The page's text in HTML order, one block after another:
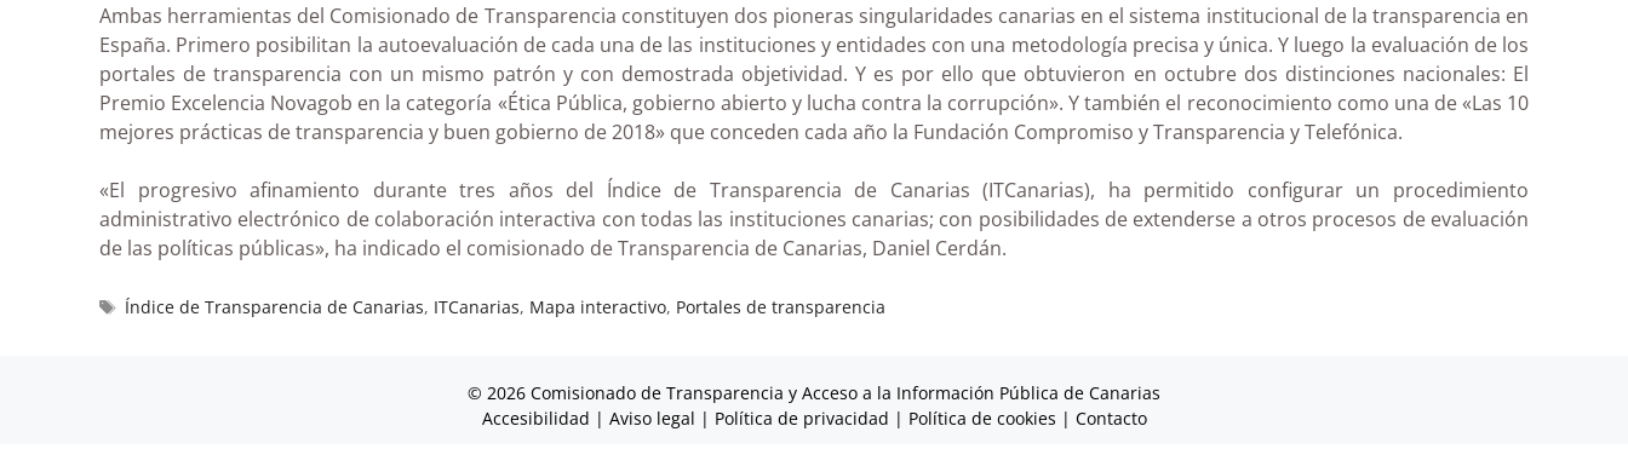
Ambas herramientas del Comisionado de Transparencia constituyen dos pioneras singularidades canarias en el sistema institucional de la transparencia en
España. Primero posibilitan la autoevaluación de cada una de las instituciones y entidades con una metodología precisa y única. Y luego la evaluación de los
portales de transparencia con un mismo patrón y con demostrada objetividad. Y es por ello que obtuvieron en octubre dos distinciones nacionales: El
Premio Excelencia Novagob en la categoría «Ética Pública, gobierno abierto y lucha contra la corrupción». Y también el reconocimiento como una de «Las 10
mejores prácticas de transparencia y buen gobierno de 2018» que conceden cada año la Fundación Compromiso y Transparencia y Telefónica.
«El progresivo afinamiento durante tres años del Índice de Transparencia de Canarias (ITCanarias), ha permitido configurar un procedimiento
administrativo electrónico de colaboración interactiva con todas las instituciones canarias; con posibilidades de extenderse a otros procesos de evaluación
de las políticas públicas», ha indicado el comisionado de Transparencia de Canarias, Daniel Cerdán.
Índice de Transparencia de Canarias, ITCanarias, Mapa interactivo, Portales de transparencia
© 2026 Comisionado de Transparencia y Acceso a la Información Pública de Canarias
Accesibilidad | Aviso legal | Política de privacidad | Política de cookies | Contacto